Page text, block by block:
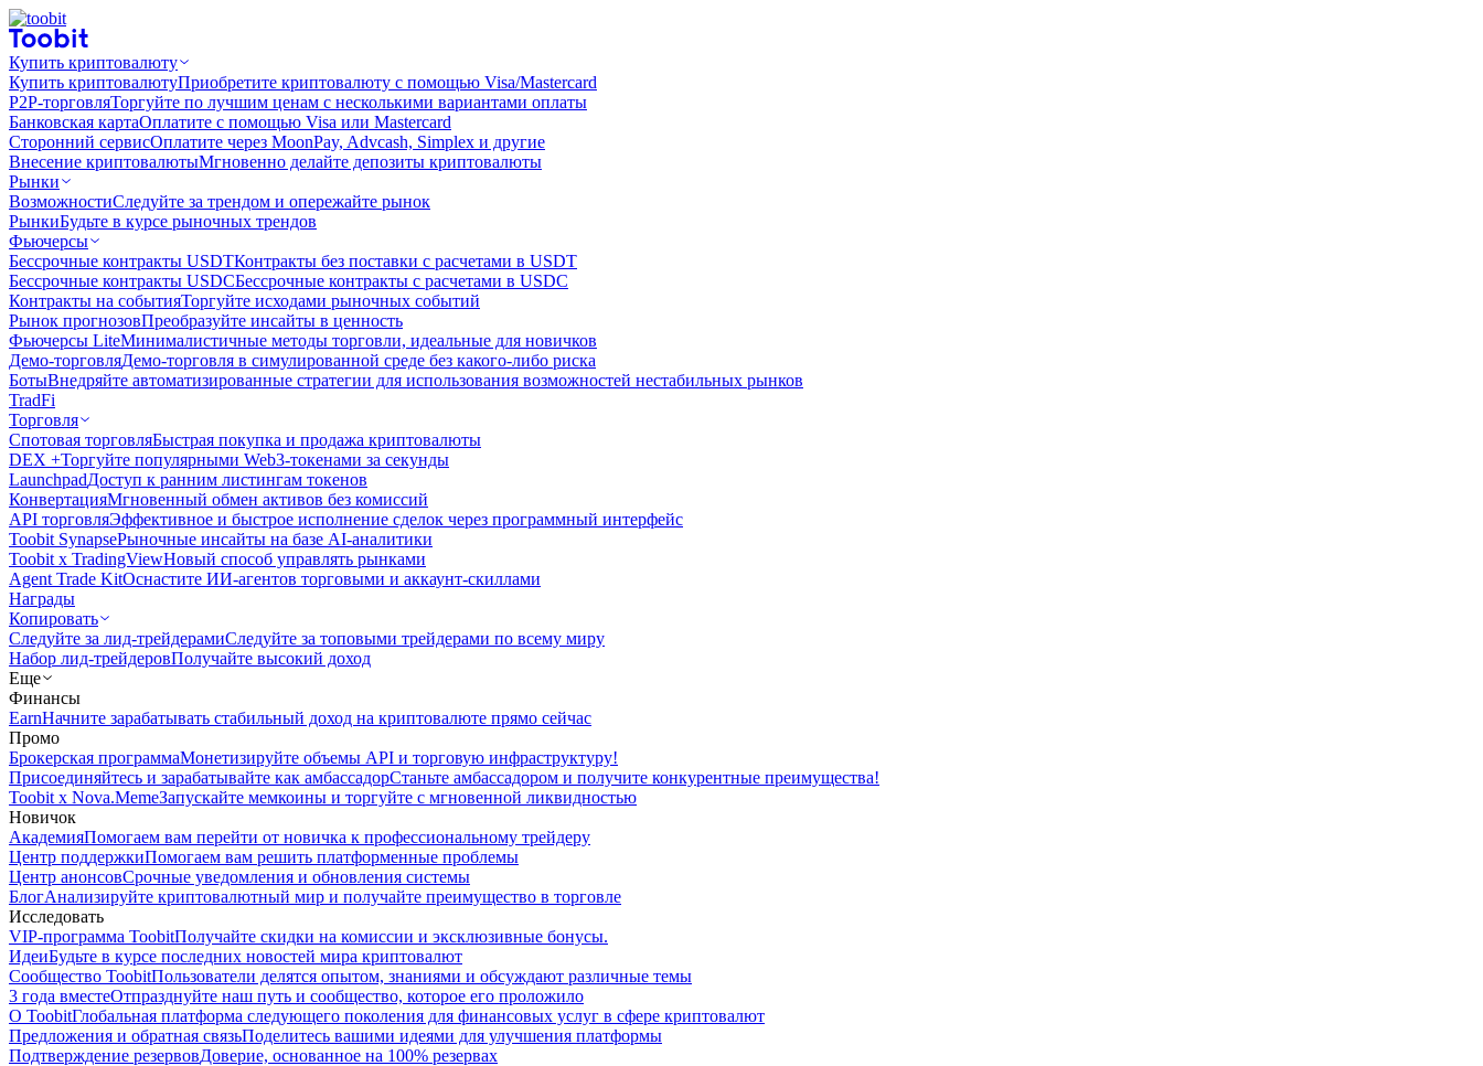
Купить криптовалюту
Купить криптовалютуПриобретите криптовалюту с помощью Visa/Mastercard
P2P-торговляТоргуйте по лучшим ценам с несколькими вариантами оплаты
Банковская картаОплатите с помощью Visa или Mastercard
Сторонний сервисОплатите через MoonPay, Advcash, Simplex и другие
Внесение криптовалютыМгновенно делайте депозиты криптовалюты
Рынки
ВозможностиСледуйте за трендом и опережайте рынок
РынкиБудьте в курсе рыночных трендов
Фьючерсы
Бессрочные контракты USDTКонтракты без поставки с расчетами в USDT
Бессрочные контракты USDCБессрочные контракты с расчетами в USDC
Контракты на событияТоргуйте исходами рыночных событий
Рынок прогнозовПреобразуйте инсайты в ценность
Фьючерсы LiteМинималистичные методы торговли, идеальные для новичков
Демо-торговляДемо-торговля в симулированной среде без какого-либо риска
БотыВнедряйте автоматизированные стратегии для использования возможностей нестабильных рынков
TradFi
Торговля
Спотовая торговляБыстрая покупка и продажа криптовалюты
DEX +Торгуйте популярными Web3-токенами за секунды
LaunchpadДоступ к ранним листингам токенов
КонвертацияМгновенный обмен активов без комиссий
API торговляЭффективное и быстрое исполнение сделок через программный интерфейс
Toobit SynapseРыночные инсайты на базе AI-аналитики
Toobit x TradingViewНовый способ управлять рынками
Agent Trade KitОснастите ИИ-агентов торговыми и аккаунт-скиллами
Награды
Копировать
Следуйте за лид-трейдерамиСледуйте за топовыми трейдерами по всему миру
Набор лид-трейдеровПолучайте высокий доход
Еще
Финансы
EarnНачните зарабатывать стабильный доход на криптовалюте прямо сейчас
Промо
Брокерская программаМонетизируйте объемы API и торговую инфраструктуру!
Присоединяйтесь и зарабатывайте как амбассадорСтаньте амбассадором и получите конкурентные преимущества!
Toobit x Nova.MemeЗапускайте мемкоины и торгуйте с мгновенной ликвидностью
Новичок
АкадемияПомогаем вам перейти от новичка к профессиональному трейдеру
Центр поддержкиПомогаем вам решить платформенные проблемы
Центр анонсовСрочные уведомления и обновления системы
БлогАнализируйте криптовалютный мир и получайте преимущество в торговле
Исследовать
VIP-программа ToobitПолучайте скидки на комиссии и эксклюзивные бонусы.
ИдеиБудьте в курсе последних новостей мира криптовалют
Сообщество ToobitПользователи делятся опытом, знаниями и обсуждают различные темы
3 года вместеОтпразднуйте наш путь и сообщество, которое его проложило
О ToobitГлобальная платформа следующего поколения для финансовых услуг в сфере криптовалют
Предложения и обратная связьПоделитесь вашими идеями для улучшения платформы
Подтверждение резервовДоверие, основанное на 100% резервах